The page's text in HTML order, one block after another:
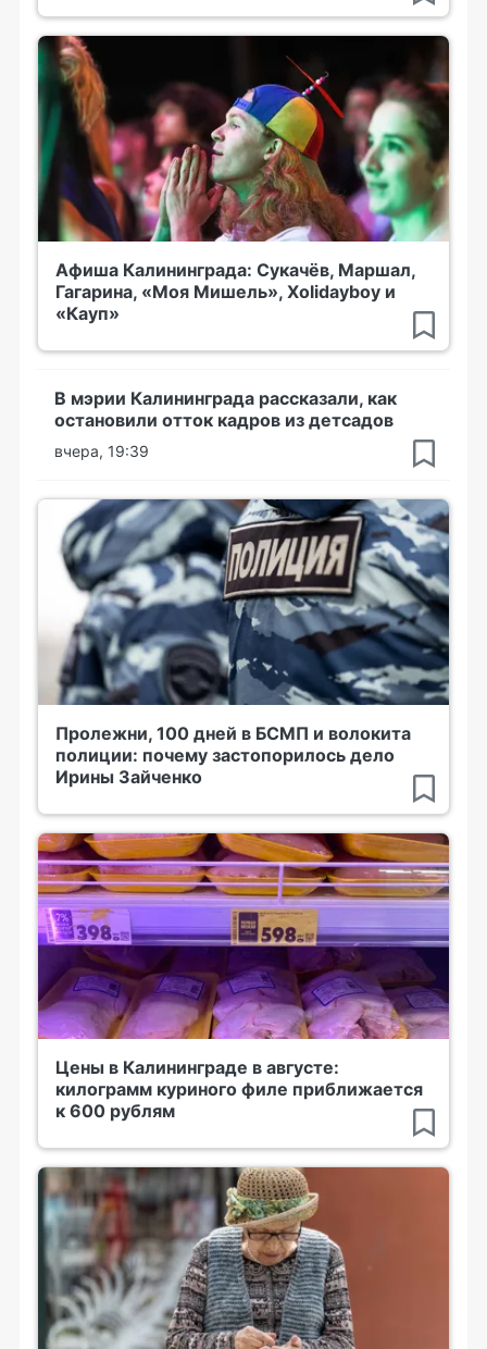
Афиша Калининграда: Сукачёв, Маршал,
Гагарина, «Моя Мишель», Xolidayboy и
«Кауп»
В мэрии Калининграда рассказали, как
остановили отток кадров из детсадов
вчера, 19:39
Пролежни, 100 дней в БСМП и волокита
полиции: почему застопорилось дело
Ирины Зайченко
Цены в Калининграде в августе:
килограмм куриного филе приближается
к 600 рублям